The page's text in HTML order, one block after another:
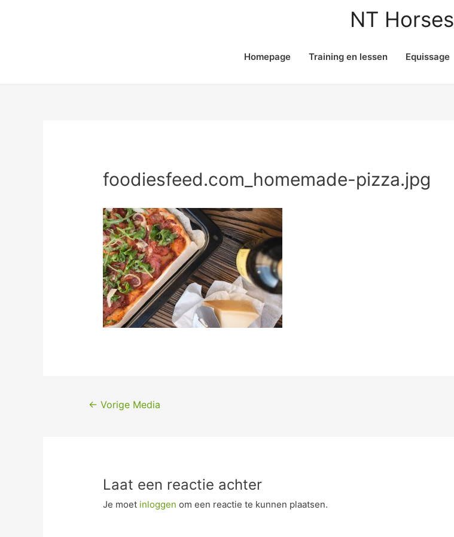
NT Horses
Homepage Training en lessen Equissage
foodiesfeed.com_homemade-pizza.jpg
← Vorige Media
Laat een reactie achter
Je moet inloggen om een reactie te kunnen plaatsen.